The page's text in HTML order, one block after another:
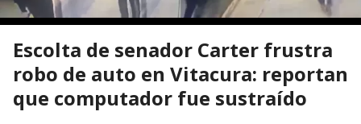
Escolta de senador Carter frustra
robo de auto en Vitacura: reportan
que computador fue sustraído